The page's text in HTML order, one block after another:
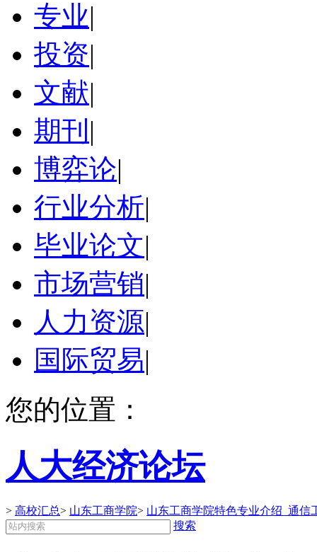
专业|
投资|
文献|
期刊 |
博弈论|
行业分析|
毕业论文|
市场营销|
人力资源|
国际贸易|
您的位置：
人大经济论坛
> 高校汇总> 山东工商学院> 山东工商学院特色专业介绍_通信
搜索